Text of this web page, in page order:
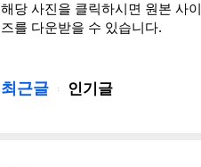
해당 사진을 클릭하시면 원본 사이
즈를 다운받을 수 있습니다.
최근글 인기글